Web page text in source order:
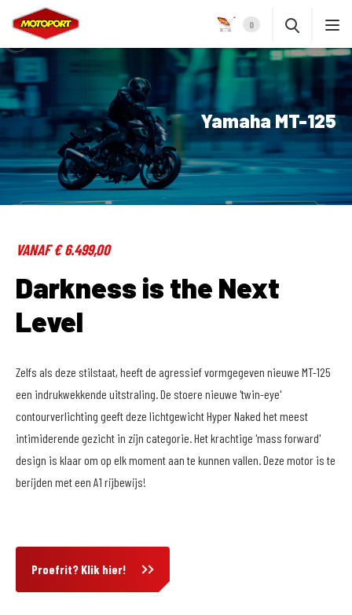
0
Yamaha MT-125
VANAF € 6.499,00
Darkness is the Next
Level
Zelfs als deze stilstaat, heeft de agressief vormgegeven nieuwe MT-125
een indrukwekkende uitstraling. De stoere nieuwe 'twin-eye'
contourverlichting geeft deze lichtgewicht Hyper Naked het meest
intimiderende gezicht in zijn categorie. Het krachtige 'mass forward'
design is klaar om op elk moment aan te kunnen vallen. Deze motor is te
berijden met een A1 rijbewijs!
Proefrit? Klik hier!